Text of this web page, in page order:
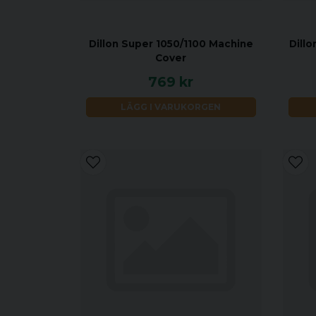
Dillon Super 1050/1100 Machine
Cover
769 kr
LÄGG I VARUKORGEN